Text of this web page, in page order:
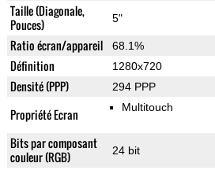
Taille (Diagonale,
Pouces)
5"
Ratio écran/appareil 68.1%
Définition 1280x720
Densité (PPP) 294 PPP
Propriété Ecran Multitouch
Bits par composant
couleur (RGB)
24 bit